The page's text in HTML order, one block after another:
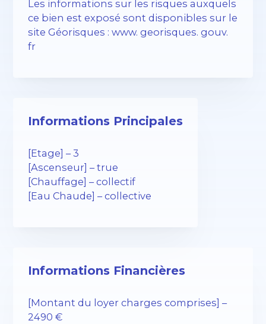
Les informations sur les risques auxquels
ce bien est exposé sont disponibles sur le
site Géorisques : www. georisques. gouv.
fr
Informations Principales
[Etage] – 3
[Ascenseur] – true
[Chauffage] – collectif
[Eau Chaude] – collective
Informations Financières
[Montant du loyer charges comprises] –
2490 €